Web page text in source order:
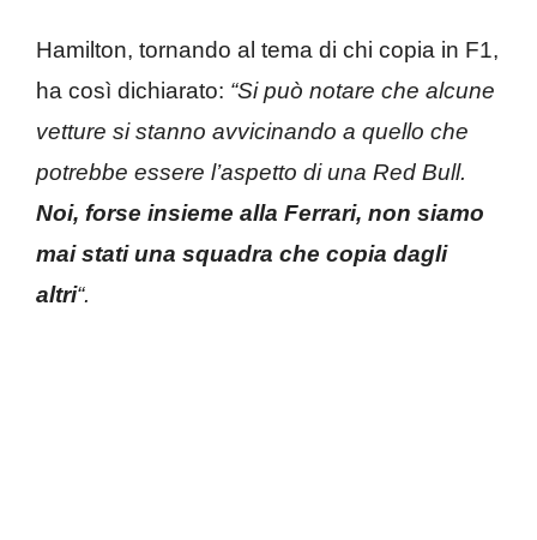
Hamilton, tornando al tema di chi copia in F1,
ha così dichiarato: “Si può notare che alcune
vetture si stanno avvicinando a quello che
potrebbe essere l’aspetto di una Red Bull.
Noi, forse insieme alla Ferrari, non siamo
mai stati una squadra che copia dagli
altri“.